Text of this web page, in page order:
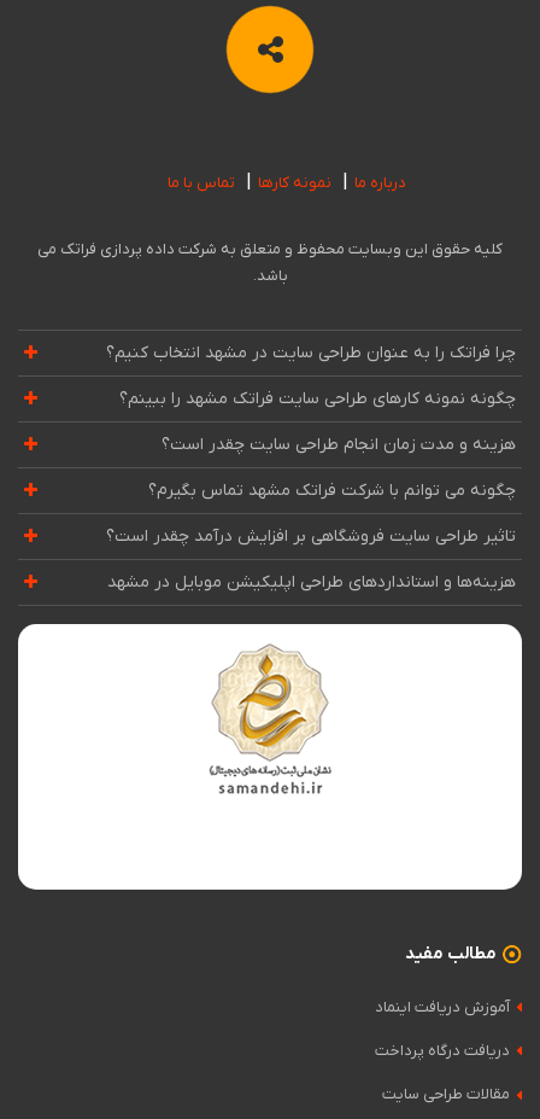
درباره ما نمونه کارها تماس با ما
کلیه حقوق این وبسایت محفوظ و متعلق به شرکت داده پردازی فراتک می
باشد.
چرا فراتک را به عنوان طراحی سایت در مشهد انتخاب کنیم؟
چگونه نمونه کارهای طراحی سایت فراتک مشهد را ببینم؟
هزینه و مدت زمان انجام طراحی سایت چقدر است؟
چگونه می توانم با شرکت فراتک مشهد تماس بگیرم؟
تاثیر طراحی سایت فروشگاهی بر افزایش درآمد چقدر است؟
هزینه‌ها و استانداردهای طراحی اپلیکیشن موبایل در مشهد
مطالب مفید
آموزش دریافت اینماد
دریافت درگاه پرداخت
مقالات طراحی سایت